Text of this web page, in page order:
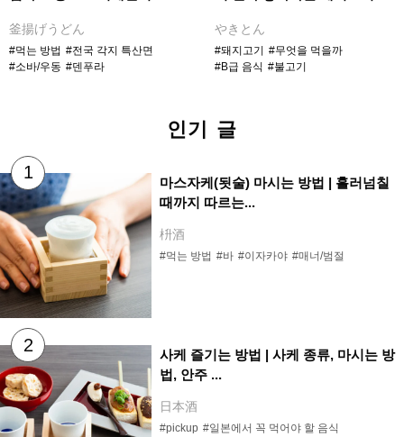
釜揚げうどん
#먹는 방법 #전국 각지 특산면
#소바/우동 #덴푸라
やきとん
#돼지고기 #무엇을 먹을까
#B급 음식 #불고기
인기 글
마스자케(됫술) 마시는 방법 | 흘러넘칠
때까지 따르는...
枡酒
#먹는 방법 #바 #이자카야 #매너/범절
사케 즐기는 방법 | 사케 종류, 마시는 방
법, 안주 ...
日本酒
#pickup #일본에서 꼭 먹어야 할 음식